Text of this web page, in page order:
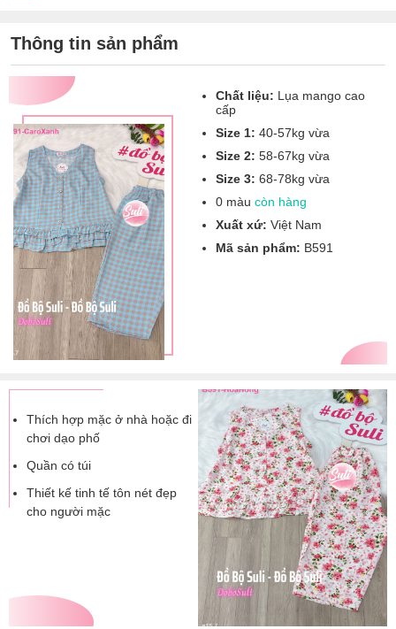
Thông tin sản phẩm
Chất liệu: Lụa mango cao
cấp
Size 1: 40-57kg vừa
Size 2: 58-67kg vừa
Size 3: 68-78kg vừa
0 màu còn hàng
Xuất xứ: Việt Nam
Mã sản phẩm: B591
Thích hợp mặc ở nhà hoặc đi
chơi dạo phố
Quần có túi
Thiết kế tinh tế tôn nét đẹp
cho người mặc